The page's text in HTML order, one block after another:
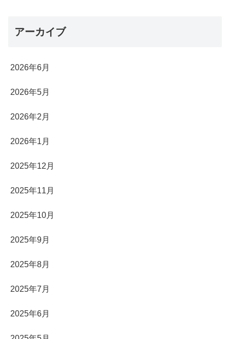
アーカイブ
2026年6月
2026年5月
2026年2月
2026年1月
2025年12月
2025年11月
2025年10月
2025年9月
2025年8月
2025年7月
2025年6月